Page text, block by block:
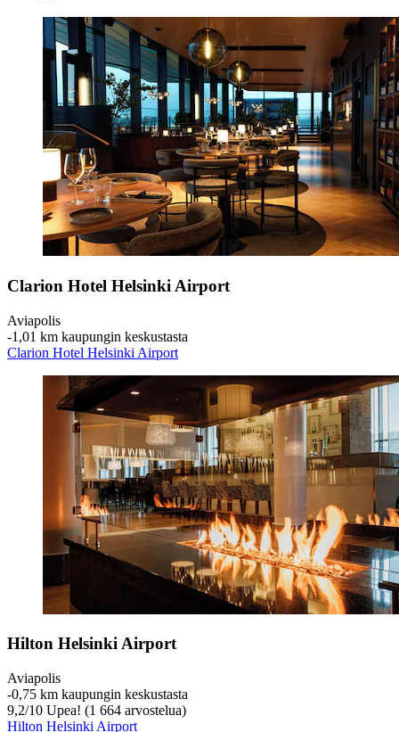
Clarion Hotel Helsinki Airport
Aviapolis
‐1,01 km kaupungin keskustasta
Clarion Hotel Helsinki Airport
Hilton Helsinki Airport
Aviapolis
‐0,75 km kaupungin keskustasta
9,2/10 Upea! (1 664 arvostelua)
Hilton Helsinki Airport